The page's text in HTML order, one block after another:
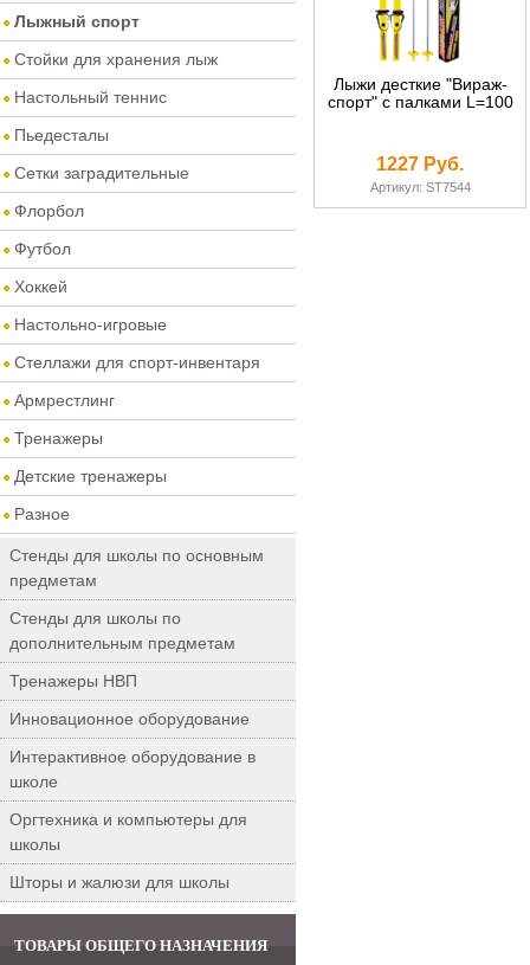
Лыжный спорт
Стойки для хранения лыж
Настольный теннис
Пьедесталы
Сетки заградительные
Флорбол
Футбол
Хоккей
Настольно-игровые
Стеллажи для спорт-инвентаря
Армрестлинг
Тренажеры
Детские тренажеры
Разное
Стенды для школы по основным
предметам
Стенды для школы по
дополнительным предметам
Тренажеры НВП
Инновационное оборудование
Интерактивное оборудование в
школе
Оргтехника и компьютеры для
школы
Шторы и жалюзи для школы
ТОВАРЫ ОБЩЕГО НАЗНАЧЕНИЯ
Лыжи десткие "Вираж-
спорт" с палками L=100
1227 Руб.
Артикул: ST7544